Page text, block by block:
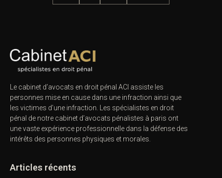
Le cabinet d’avocats en droit pénal ACI assiste les
personnes mise en cause dans une infraction ainsi que
les victimes d’une infraction. Les spécialistes en droit
pénal de notre cabinet d’avocats pénalistes à paris ont
une vaste expérience professionnelle dans la défense des
intérêts des personnes physiques et morales.
Articles récents